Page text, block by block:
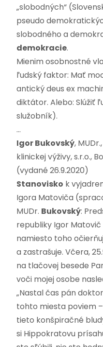
„slobodných“
pseudo
slobodného a
demokracie.
Mienim osobnostné
ľudský faktor: Mať
antický deus ex
diktátor. Alebo: Slúžiť
služobník).
…
Igor Bukovský,
klinickej výživy, s.r.o.,
(vydané 26.9.2020)
Stanovisko k
Igora Matoviča
MUDr. Bukovský:
republiky Igor Matovič
namiesto toho
a zastrašuje. Včera,
na tlačovej besede
voči mojej osobe
„Nastal čas pán
tohto miesta poviem
tieto konšpiračné
si Hippokratovu